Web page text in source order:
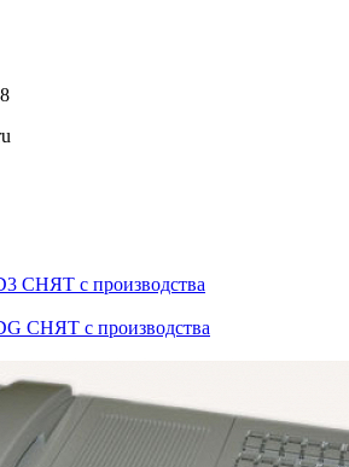
СНЯТ с производства
СНЯТ с производства